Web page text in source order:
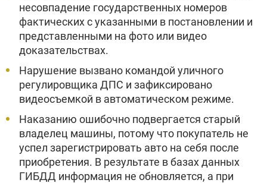
несовпадение государственных номеров
фактических с указанными в постановлении и
представленными на фото или видео
доказательствах.
Нарушение вызвано командой уличного
регулировщика ДПС и зафиксировано
видеосъемкой в автоматическом режиме.
Наказанию ошибочно подвергается старый
владелец машины, потому что покупатель не
успел зарегистрировать авто на себя после
приобретения. В результате в базах данных
ГИБДД информация не обновляется, а при